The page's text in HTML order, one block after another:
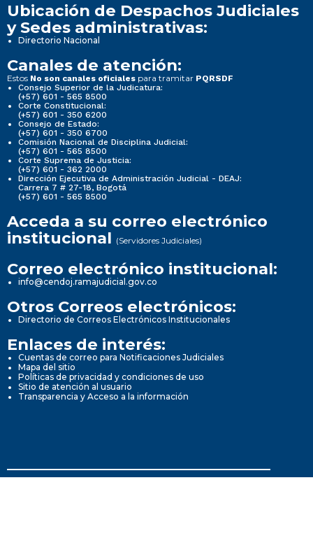
Ubicación de Despachos Judiciales
y Sedes administrativas:
Directorio Nacional
Canales de atención:
Estos No son canales oficiales para tramitar PQRSDF
Consejo Superior de la Judicatura:
(+57) 601 - 565 8500
Corte Constitucional:
(+57) 601 - 350 6200
Consejo de Estado:
(+57) 601 - 350 6700
Comisión Nacional de Disciplina Judicial:
(+57) 601 - 565 8500
Corte Suprema de Justicia:
(+57) 601 - 362 2000
Dirección Ejecutiva de Administración Judicial - DEAJ:
Carrera 7 # 27-18, Bogotá
(+57) 601 - 565 8500
Acceda a su correo electrónico
institucional (Servidores Judiciales)
Correo electrónico institucional:
info@cendoj.ramajudicial.gov.co
Otros Correos electrónicos:
Directorio de Correos Electrónicos Institucionales
Enlaces de interés:
Cuentas de correo para Notificaciones Judiciales
Mapa del sitio
Políticas de privacidad y condiciones de uso
Sitio de atención al usuario
Transparencia y Acceso a la información